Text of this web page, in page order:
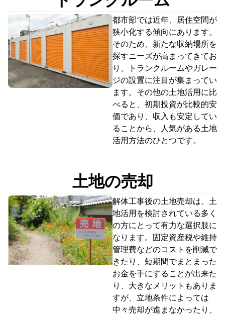
都市部では近年、居住空間が
狭小化する傾向にあります。
そのため、新たな収納場所を
探すニーズが高まってきてお
り、トランクルームやガレー
ジの設置に注目が集まってい
ます。その他の土地活用に比
べると、初期投資が比較的安
価であり、収入も安定してい
ることから、人気がある土地
活用方法のひとつです。
土地の売却
解体工事後の土地売却は、土
地活用を検討されている多く
の方にとって有力な選択肢に
なります。固定資産税や維持
管理費などのコストを削減で
きたり、短期間でまとまった
お金を手にすることが出来た
り、大きなメリットもありま
すが、立地条件によっては
中々売却が進まなかったり、